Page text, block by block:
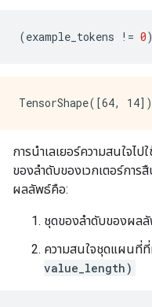
(example_tokens != 0
การนำเลเยอร์ความสนใจไ
ของลำดับของเวกเตอร์การ
ผลลัพธ์คือ:
ชุดของลำดับของผลลั
ความสนใจชุดแผนที่
value_length)